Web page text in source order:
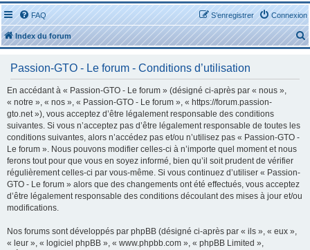
FAQ Connexion
S’enregistrer
Index du forum
e
Passion-GTO - Le forum - Conditions d’utilisation
En accédant à « Passion-GTO - Le forum » (désigné ci-après par « nous »,
« notre », « nos », « Passion-GTO - Le forum », « https://forum.passion-
gto.net »), vous acceptez d’être légalement responsable des conditions
suivantes. Si vous n’acceptez pas d’être légalement responsable de toutes les
conditions suivantes, alors n’accédez pas et/ou n’utilisez pas « Passion-GTO -
Le forum ». Nous pouvons modifier celles-ci à n’importe quel moment et nous
ferons tout pour que vous en soyez informé, bien qu’il soit prudent de vérifier
régulièrement celles-ci par vous-même. Si vous continuez d’utiliser « Passion-
GTO - Le forum » alors que des changements ont été effectués, vous acceptez
d’être légalement responsable des conditions découlant des mises à jour et/ou
modifications.
Nos forums sont développés par phpBB (désigné ci-après par « ils », « eux »,
« leur », « logiciel phpBB », « www.phpbb.com », « phpBB Limited »,